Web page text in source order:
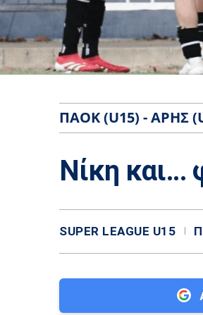
ΠΑΟΚ (U15) - ΆΡΗΣ
Νίκη και…
SUPER LEAGUE U15